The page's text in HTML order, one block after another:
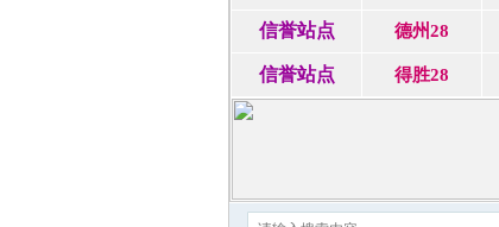
信誉站点 德州28
信誉站点 得胜28